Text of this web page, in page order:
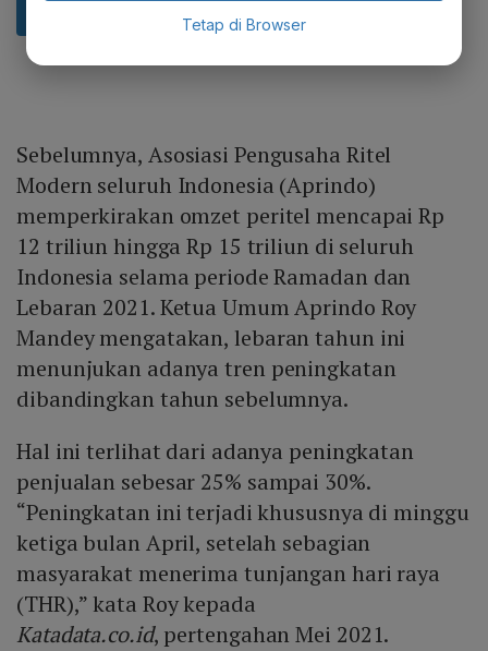
Sebelumnya, Asosiasi Pengusaha Ritel
Modern seluruh Indonesia (Aprindo)
memperkirakan omzet peritel mencapai Rp
12 triliun hingga Rp 15 triliun di seluruh
Indonesia selama periode Ramadan dan
Lebaran 2021. Ketua Umum Aprindo Roy
Mandey mengatakan, lebaran tahun ini
menunjukan adanya tren peningkatan
dibandingkan tahun sebelumnya.
Hal ini terlihat dari adanya peningkatan
penjualan sebesar 25% sampai 30%.
“Peningkatan ini terjadi khususnya di minggu
ketiga bulan April, setelah sebagian
masyarakat menerima tunjangan hari raya
(THR),” kata Roy kepada
Katadata.co.id, pertengahan Mei 2021.
Tetap di Browser